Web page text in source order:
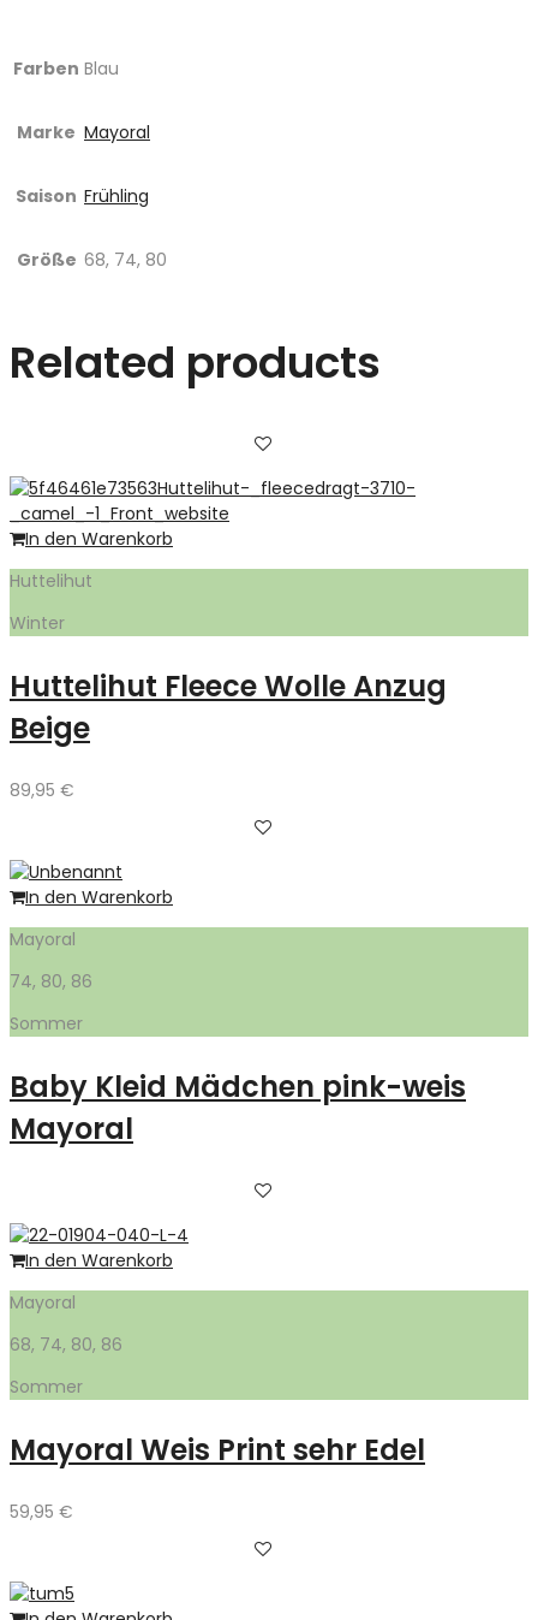
Farben Blau
Marke Mayoral
Saison Frühling
Größe 68, 74, 80
Related products
In den Warenkorb
Huttelihut
Winter
Huttelihut Fleece Wolle Anzug
Beige
89,95 €
In den Warenkorb
Mayoral
74, 80, 86
Sommer
Baby Kleid Mädchen pink-weis
Mayoral
In den Warenkorb
Mayoral
68, 74, 80, 86
Sommer
Mayoral Weis Print sehr Edel
59,95 €